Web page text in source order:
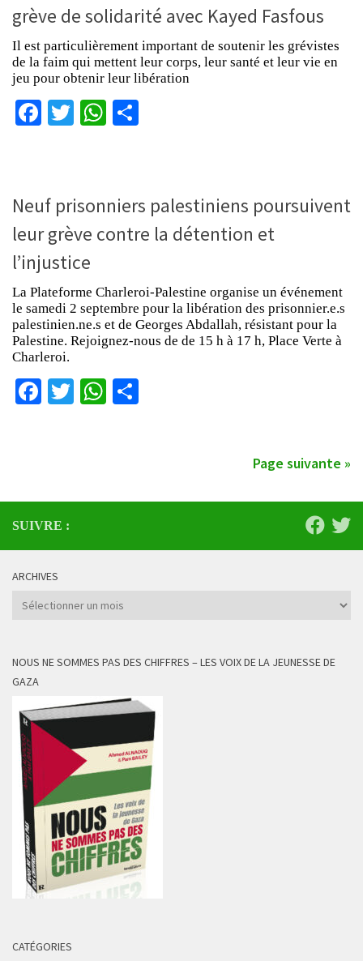
grève de solidarité avec Kayed Fasfous
Il est particulièrement important de soutenir les grévistes
de la faim qui mettent leur corps, leur santé et leur vie en
jeu pour obtenir leur libération
Facebook
TwitterWhatsApp
Neuf prisonniers palestiniens poursuivent
leur grève contre la détention et
l’injustice
La Plateforme Charleroi-Palestine organise un événement
le samedi 2 septembre pour la libération des prisonnier.e.s
palestinien.ne.s et de Georges Abdallah, résistant pour la
Palestine. Rejoignez-nous de de 15 h à 17 h, Place Verte à
Charleroi.
Facebook
TwitterWhatsApp
Page suivante »
SUIVRE :
ARCHIVES
Archives
NOUS NE SOMMES PAS DES CHIFFRES – LES VOIX DE LA JEUNESSE DE
GAZA
CATÉGORIES